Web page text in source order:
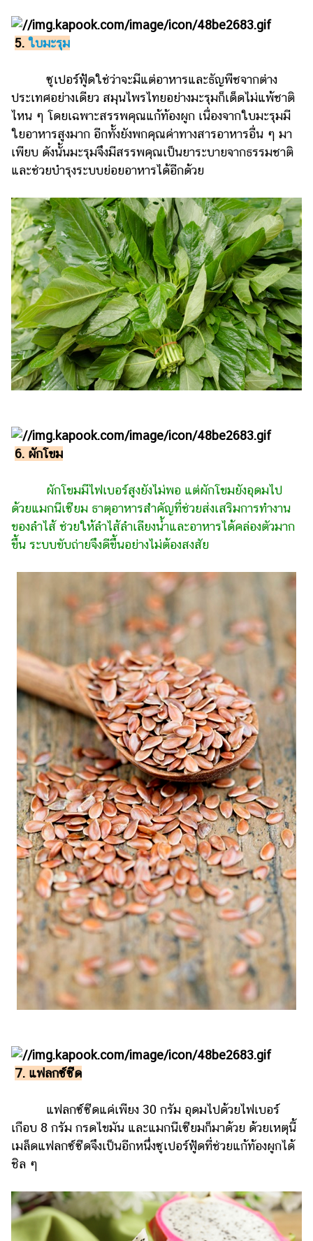
5. ใบมะรุม
ซูเปอร์ฟู้ดใช่ว่าจะมีแต่อาหารและธัญพืชจากต่าง
ประเทศอย่างเดียว สมุนไพรไทยอย่างมะรุมก็เด็ดไม่แพ้ชาติ
ไหน ๆ โดยเฉพาะสรรพคุณแก้ท้องผูก เนื่องจากใบมะรุมมี
ใยอาหารสูงมาก อีกทั้งยังพกคุณค่าทางสารอาหารอื่น ๆ มา
เพียบ ดังนั้นมะรุมจึงมีสรรพคุณเป็นยาระบายจากธรรมชาติ
และช่วยบำรุงระบบย่อยอาหารได้อีกด้วย
6. ผักโขม
ผักโขมมีไฟเบอร์สูงยังไม่พอ แต่ผักโขมยังอุดมไป
ด้วยแมกนีเซียม ธาตุอาหารสำคัญที่ช่วยส่งเสริมการทำงาน
ของลำไส้ ช่วยให้ลำไส้ลำเลียงน้ำและอาหารได้คล่องตัวมาก
ขึ้น ระบบขับถ่ายจึงดีขึ้นอย่างไม่ต้องสงสัย
7. แฟลกซ์ซีด
แฟลกซ์ซีดแค่เพียง 30 กรัม อุดมไปด้วยไฟเบอร์
เกือบ 8 กรัม กรดไขมัน และแมกนีเซียมก็มาด้วย ด้วยเหตุนี้
เมล็ดแฟลกซ์ซีดจึงเป็นอีกหนึ่งซูเปอร์ฟู้ดที่ช่วยแก้ท้องผูกได้
ชิล ๆ